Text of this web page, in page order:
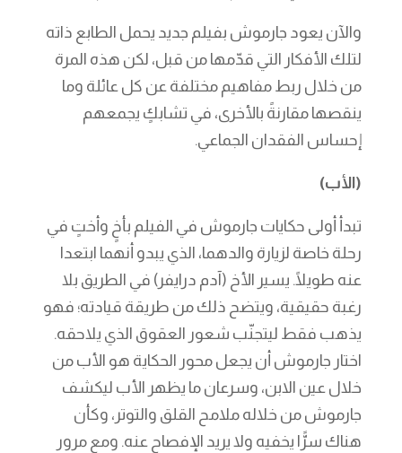
والآن يعود جارموش بفيلم جديد يحمل الطابع ذاته
لتلك الأفكار التي قدّمها من قبل، لكن هذه المرة
من خلال ربط مفاهيم مختلفة عن كل عائلة وما
ينقصها مقارنةً بالأخرى، في تشابكٍ يجمعهم
إحساس الفقدان الجماعي.
(الأب)
تبدأ أولى حكايات جارموش في الفيلم بأخٍ وأختٍ في
رحلة خاصة لزيارة والدهما، الذي يبدو أنهما ابتعدا
عنه طويلًا. يسير الأخ (آدم درايفر) في الطريق بلا
رغبة حقيقية، ويتضح ذلك من طريقة قيادته؛ فهو
يذهب فقط ليتجنّب شعور العقوق الذي يلاحقه.
اختار جارموش أن يجعل محور الحكاية هو الأب من
خلال عين الابن، وسرعان ما يظهر الأب ليكشف
جارموش من خلاله ملامح القلق والتوتر، وكأن
هناك سرًّا يخفيه ولا يريد الإفصاح عنه. ومع مرور